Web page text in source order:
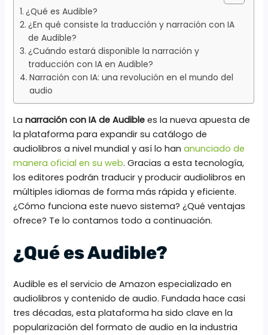
¿Qué es Audible?
¿En qué consiste la traducción y narración con IA
de Audible?
¿Cuándo estará disponible la narración y
traducción con IA en Audible?
Narración con IA: una revolución en el mundo del
audio
Lanarración con IA de Audible es la nueva apuesta de
la plataforma para expandir su catálogo de
audiolibros a nivel mundial y así lo hananunciado de
manera oficial en su web. Gracias a esta tecnología,
los editores podrán traducir y producir audiolibros en
múltiples idiomas de forma más rápida y eficiente.
¿Cómo funciona este nuevo sistema? ¿Qué ventajas
ofrece? Te lo contamos todo a continuación.
¿Qué es Audible?
Audible es el servicio de Amazon especializado en
audiolibros y contenido de audio. Fundada hace casi
tres décadas, esta plataforma ha sido clave en la
popularización del formato de audio en la industria